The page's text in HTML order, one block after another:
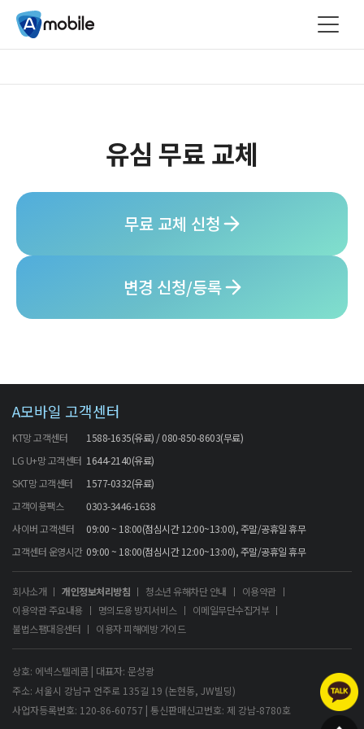
유심 무료 교체
무료 교체 신청
변경 신청/등록
A모바일 고객센터
KT망 고객센터
1588-1635(유료) / 080-850-8603(무료)
LG U+망 고객센터 1644-2140(유료)
SKT망 고객센터
1577-0332(유료)
고객이용팩스
0303-3446-1638
사이버 고객센터
09:00 ~ 18:00(점심시간 12:00~13:00), 주말/공휴일 휴무
고객센터 운영시간 09:00 ~ 18:00(점심시간 12:00~13:00), 주말/공휴일 휴무
회사소개 개인정보처리방침 청소년 유해차단 안내
이용약관
이용약관 주요내용
명의도용 방지서비스
이메일무단수집거부
불법스팸대응센터
이용자 피해예방 가이드
상호: 에넥스텔레콤 | 대표자: 문성광
주소: 서울시 강남구 언주로 135길 19 (논현동, JW빌딩)
사업자등록번호: 120-86-60757 | 통신판매신고번호: 제 강남-8780호